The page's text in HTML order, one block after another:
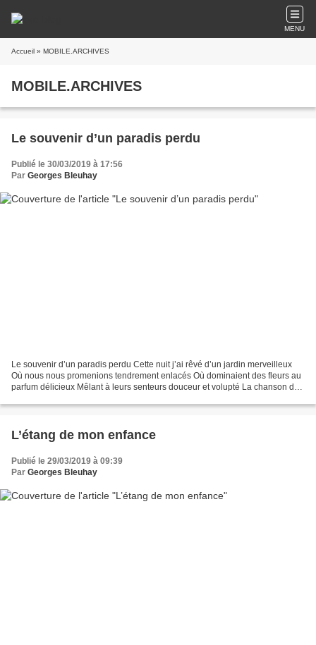
MENU
Accueil » MOBILE.ARCHIVES
MOBILE.ARCHIVES
Le souvenir d’un paradis perdu
Publié le 30/03/2019 à 17:56
Par Georges Bleuhay
Le souvenir d’un paradis perdu Cette nuit j’ai rêvé d’un jardin merveilleux
Où nous nous promenions tendrement enlacés Où dominaient des fleurs au
parfum délicieux Mêlant à leurs senteurs douceur et volupté La chanson des
L’étang de mon enfance
Publié le 29/03/2019 à 09:39
Par Georges Bleuhay